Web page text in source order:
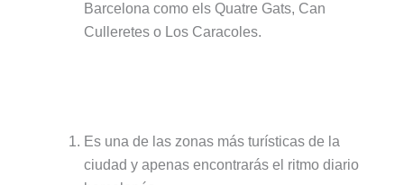
Barcelona como els Quatre Gats, Can
Culleretes o Los Caracoles.
Es una de las zonas más turísticas de la
ciudad y apenas encontrarás el ritmo diario